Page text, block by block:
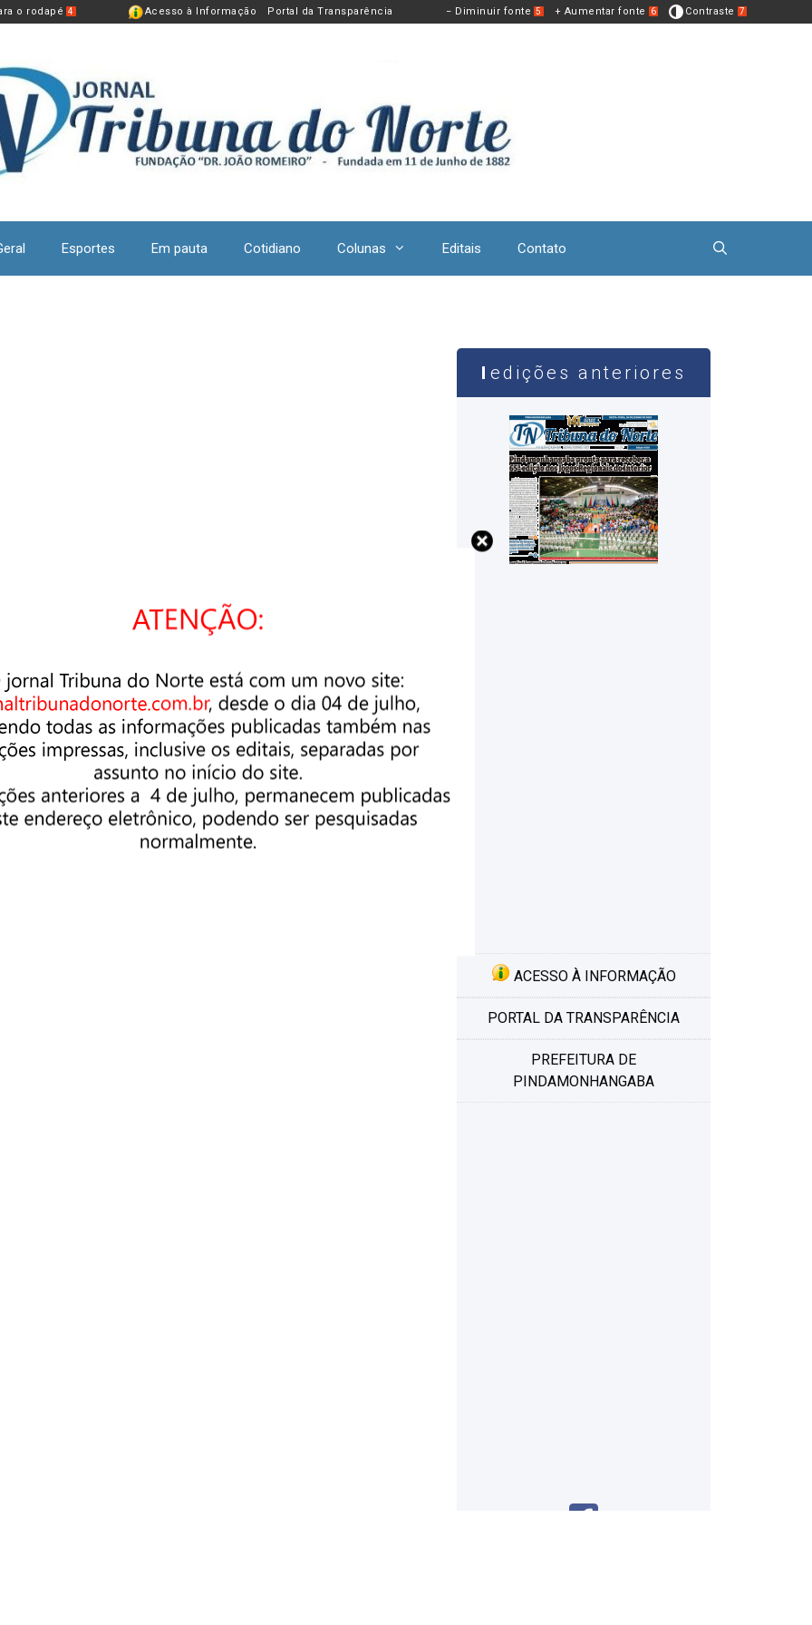
o rodapé 4 Acesso à Informação Portal da Transparência − Diminuir fonte 5 + Aumentar fonte 6 Contraste 7
Esportes Em pauta Cotidiano Colunas Editais Contato
edições anteriores
ACESSO À INFORMAÇÃO
PORTAL DA TRANSPARÊNCIA
PREFEITURA DE
PINDAMONHANGABA